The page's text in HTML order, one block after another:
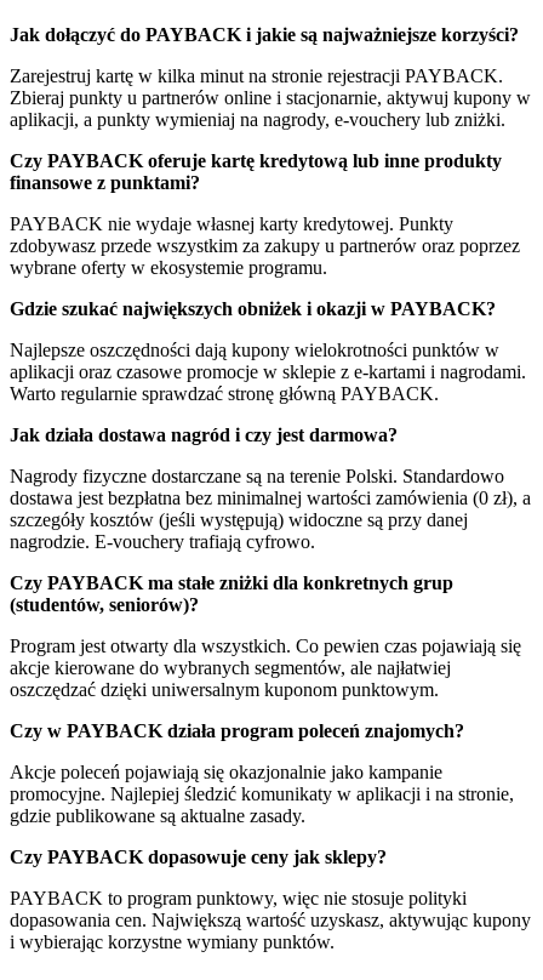
Jak dołączyć do PAYBACK i jakie są najważniejsze korzyści?
Zarejestruj kartę w kilka minut na stronie rejestracji PAYBACK.
Zbieraj punkty u partnerów online i stacjonarnie, aktywuj kupony w
aplikacji, a punkty wymieniaj na nagrody, e‑vouchery lub zniżki.
Czy PAYBACK oferuje kartę kredytową lub inne produkty
finansowe z punktami?
PAYBACK nie wydaje własnej karty kredytowej. Punkty
zdobywasz przede wszystkim za zakupy u partnerów oraz poprzez
wybrane oferty w ekosystemie programu.
Gdzie szukać największych obniżek i okazji w PAYBACK?
Najlepsze oszczędności dają kupony wielokrotności punktów w
aplikacji oraz czasowe promocje w sklepie z e‑kartami i nagrodami.
Warto regularnie sprawdzać stronę główną PAYBACK.
Jak działa dostawa nagród i czy jest darmowa?
Nagrody fizyczne dostarczane są na terenie Polski. Standardowo
dostawa jest bezpłatna bez minimalnej wartości zamówienia (0 zł), a
szczegóły kosztów (jeśli występują) widoczne są przy danej
nagrodzie. E‑vouchery trafiają cyfrowo.
Czy PAYBACK ma stałe zniżki dla konkretnych grup
(studentów, seniorów)?
Program jest otwarty dla wszystkich. Co pewien czas pojawiają się
akcje kierowane do wybranych segmentów, ale najłatwiej
oszczędzać dzięki uniwersalnym kuponom punktowym.
Czy w PAYBACK działa program poleceń znajomych?
Akcje poleceń pojawiają się okazjonalnie jako kampanie
promocyjne. Najlepiej śledzić komunikaty w aplikacji i na stronie,
gdzie publikowane są aktualne zasady.
Czy PAYBACK dopasowuje ceny jak sklepy?
PAYBACK to program punktowy, więc nie stosuje polityki
dopasowania cen. Największą wartość uzyskasz, aktywując kupony
i wybierając korzystne wymiany punktów.